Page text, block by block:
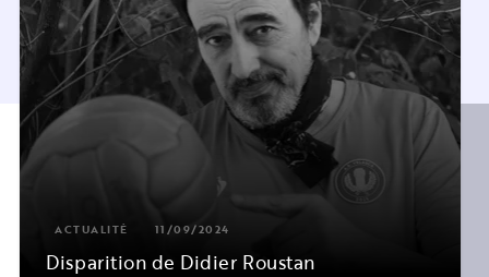
ACTUALITÉ 11/09/2024
Disparition de Didier Roustan